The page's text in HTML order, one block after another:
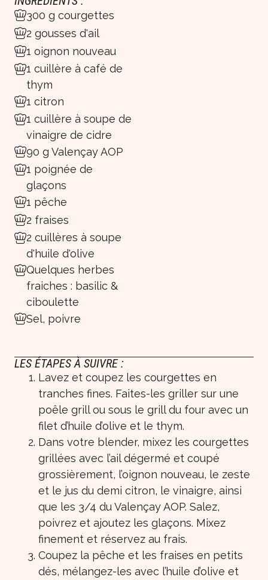
300 g courgettes
2 gousses d'ail
1 oignon nouveau
1 cuillère à café de
thym
1 citron
1 cuillère à soupe de
vinaigre de cidre
90 g Valençay AOP
1 poignée de
glaçons
1 pêche
2 fraises
2 cuillères à soupe
d'huile d'olive
Quelques herbes
fraiches : basilic &
ciboulette
Sel, poivre
LES ÉTAPES À SUIVRE :
Lavez et coupez les courgettes en
tranches fines. Faites-les griller sur une
poêle grill ou sous le grill du four avec un
filet d’huile d’olive et le thym.
Dans votre blender, mixez les courgettes
grillées avec l’ail dégermé et coupé
grossièrement, l’oignon nouveau, le zeste
et le jus du demi citron, le vinaigre, ainsi
que les 3/4 du Valençay AOP. Salez,
poivrez et ajoutez les glaçons. Mixez
finement et réservez au frais.
Coupez la pêche et les fraises en petits
dés, mélangez-les avec l’huile d’olive et